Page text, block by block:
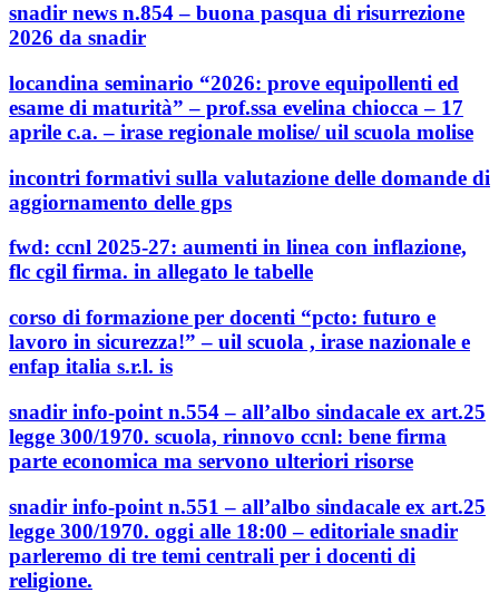
snadir news n.854 – buona pasqua di risurrezione
2026 da snadir
locandina seminario “2026: prove equipollenti ed
esame di maturità” – prof.ssa evelina chiocca – 17
aprile c.a. – irase regionale molise/ uil scuola molise
incontri formativi sulla valutazione delle domande di
aggiornamento delle gps
fwd: ccnl 2025-27: aumenti in linea con inflazione,
flc cgil firma. in allegato le tabelle
corso di formazione per docenti “pcto: futuro e
lavoro in sicurezza!” – uil scuola , irase nazionale e
enfap italia s.r.l. is
snadir info-point n.554 – all’albo sindacale ex art.25
legge 300/1970. scuola, rinnovo ccnl: bene firma
parte economica ma servono ulteriori risorse
snadir info-point n.551 – all’albo sindacale ex art.25
legge 300/1970. oggi alle 18:00 – editoriale snadir
parleremo di tre temi centrali per i docenti di
religione.